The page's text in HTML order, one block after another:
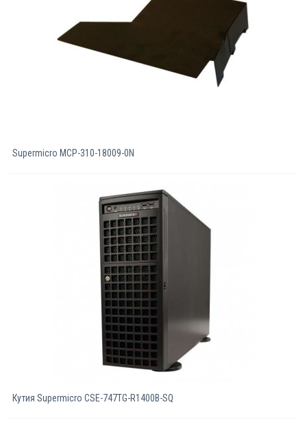
Supermicro MCP-310-18009-0N
Кутия Supermicro CSE-747TG-R1400B-SQ